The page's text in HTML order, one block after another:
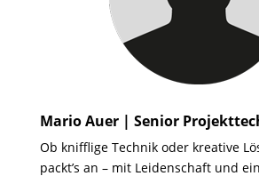
Mario Auer | Senior
Ob knifflige Technik oder kreative
packt’s an – mit Leidenschaft und